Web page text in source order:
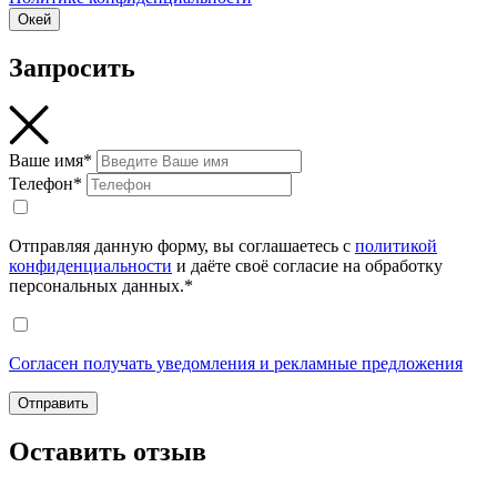
Окей
Запросить
Ваше имя*
Телефон*
Отправляя данную форму, вы соглашаетесь с политикой
конфиденциальности и даёте своё согласие на обработку
персональных данных.*
Согласен получать уведомления и рекламные предложения
Отправить
Оставить отзыв